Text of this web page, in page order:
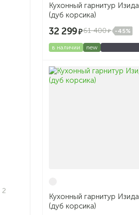
2
Кухонный гарнитур
(дуб корсика)
32 299 61 400 -45%
в наличии new
Кухонный гарнитур
(дуб корсика)